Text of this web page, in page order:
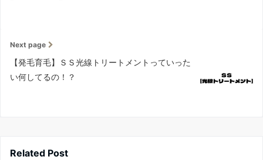
Next page
【発毛育毛】ＳＳ光線トリートメントっていった
い何してるの！？
Related Post